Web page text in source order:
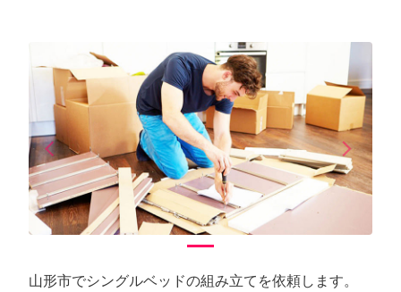
arrow_back_iosPrevious arrow_forward_iosNext
山形市でシングルベッドの組み立てを依頼します。